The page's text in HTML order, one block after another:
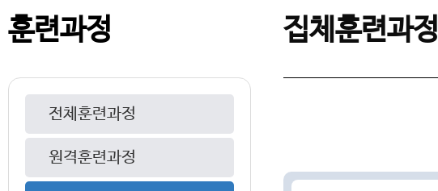
찾아오시는 길
국민내일배움카드
훈련과정
전체훈련과정
원격훈련과정
집체훈련과정